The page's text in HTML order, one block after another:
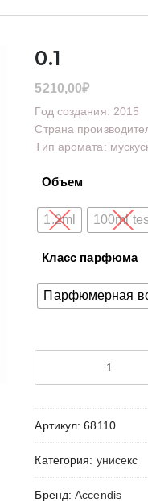
0.1
5210,00₽
Год создания: 2015
Страна
Тип аромата:
Объем
1.2ml 100ml
Класс парфюма
Парфюмерная
Артикул:68110
Категория: унисекс
Бренд:Accendis